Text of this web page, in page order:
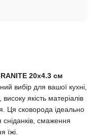
20x4.3 см
вибір для вашої кухні,
якість матеріалів
Ця сковорода ідеально
смаження
їжі.